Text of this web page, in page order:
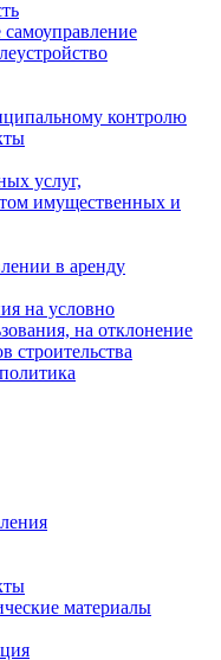
контролю
услуг,
имущественных и
в аренду
на условно
на отклонение
строительства
материалы